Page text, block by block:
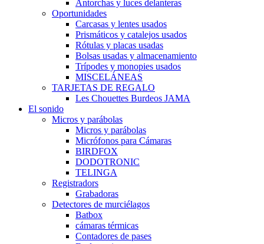
Antorchas y luces delanteras
Oportunidades
Carcasas y lentes usados
Prismáticos y catalejos usados
Rótulas y placas usadas
Bolsas usadas y almacenamiento
Trípodes y monopies usados
MISCELÁNEAS
TARJETAS DE REGALO
Les Chouettes Burdeos JAMA
El sonido
Micros y parábolas
Micros y parábolas
Micrófonos para Cámaras
BIRDFOX
DODOTRONIC
TELINGA
Registradors
Grabadoras
Detectores de murciélagos
Batbox
cámaras térmicas
Contadores de pases